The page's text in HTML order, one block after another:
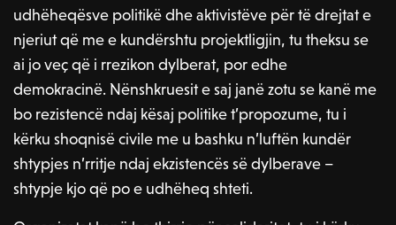
udhëheqësve politikë dhe aktivistëve për të drejtat e
njeriut që me e kundërshtu projektligjin, tu theksu se
ai jo veç që i rrezikon dylberat, por edhe
demokracinë. Nënshkruesit e saj janë zotu se kanë me
bo rezistencë ndaj kësaj politike t’propozume, tu i
kërku shoqnisë civile me u bashku n’luftën kundër
shtypjes n’rritje ndaj ekzistencës së dylberave –
shtypje kjo që po e udhëheq shteti.